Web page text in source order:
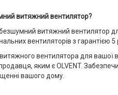
витяжний вентилятор?
витяжний вентилятор
вентиляторів з
вентилятора для вашої
яким є OLVENT.
вашого дому.